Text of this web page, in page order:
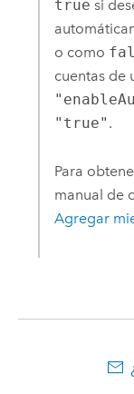
true si
o como
cuentas de
"true" .
Para
manual de
Agregar